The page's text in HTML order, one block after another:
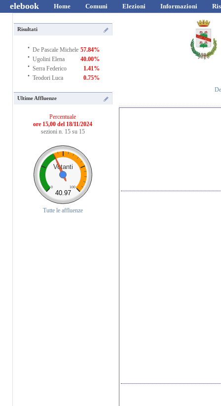
elebook Home Comuni Elezioni Informazioni
Risultati
· De Pascale Michele 57.84%
· Ugolini Elena 40.00%
· Serra Federico 1.41%
· Teodori Luca 0.75%
Ultime Affluenze
Percentuale
ore 15,00 del 18/11/2024
sezioni n. 15 su 15
Votanti
0 100
40.97
Tutte le affluenze